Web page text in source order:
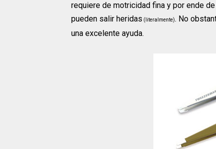
requiere de motricidad fina y por ende
pueden salir heridas (literalmente). No
una excelente ayuda.